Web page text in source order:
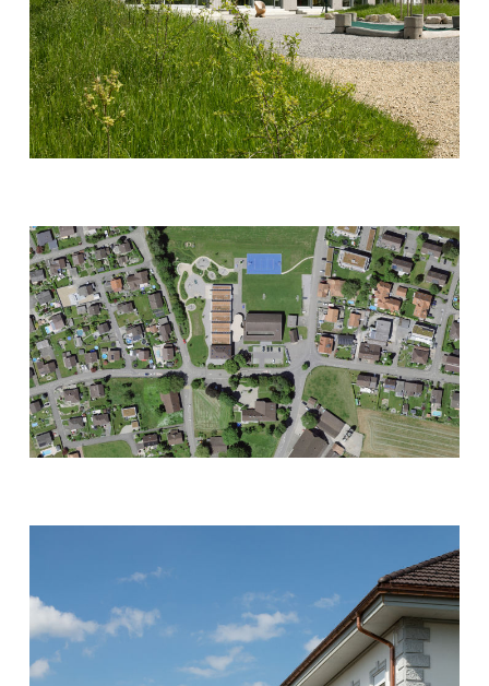
Pirmin Jung Schweiz AG
BSB + Partner Ingenieure
Enerconom AG
Prona AG
SP
Achevé
2019
Durabilité
Minergie